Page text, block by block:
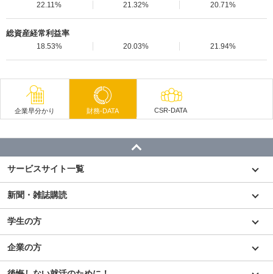
22.11%
21.32% 20.71%
総資産経常利益率
18.53% 20.03% 21.94%
企業早分かり 財務-DATA CSR-DATA
サービスサイト一覧
新聞・雑誌購読
学生の方
企業の方